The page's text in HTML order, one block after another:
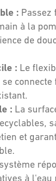
: Passez
à la
de
: Le
connecte
: La
et
à l'eau